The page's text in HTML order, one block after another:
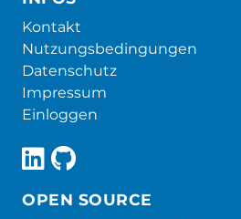
Kontakt
Nutzungsbedingungen
Datenschutz
Impressum
Einloggen
OPEN SOURCE